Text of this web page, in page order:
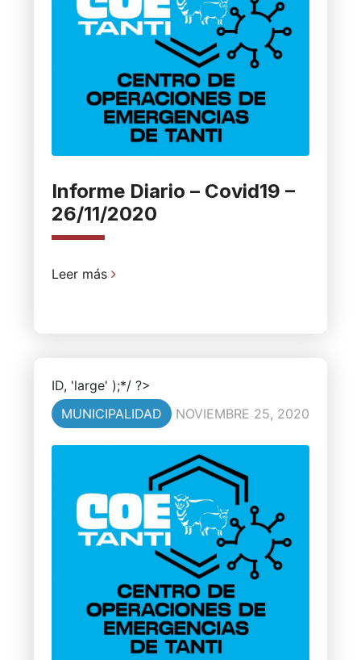
Informe Diario – Covid19 –
26/11/2020
Leer más
ID, 'large' );*/ ?>
MUNICIPALIDAD
NOVIEMBRE 25, 2020